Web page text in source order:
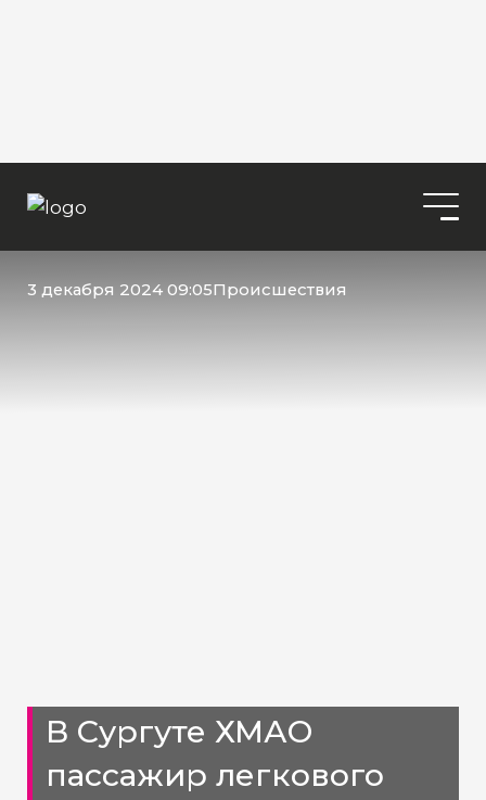
3 декабря 2024 09:05Происшествия
В Сургуте ХМАО
пассажир легкового